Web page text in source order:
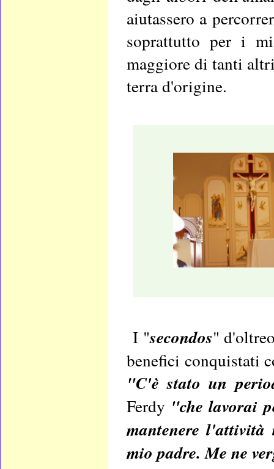
aiutassero a
soprattutto per i
maggiore di tanti
terra d'origine.
I "secondos"
benefici conquistati
"C'è stato un
Ferdy "che lavorai
mantenere
mio padre. Me ne